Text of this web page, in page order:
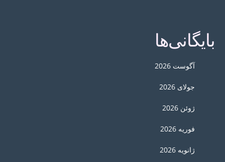
بایگانی‌ها
آگوست 2026
جولای 2026
ژوئن 2026
فوریه 2026
ژانویه 2026